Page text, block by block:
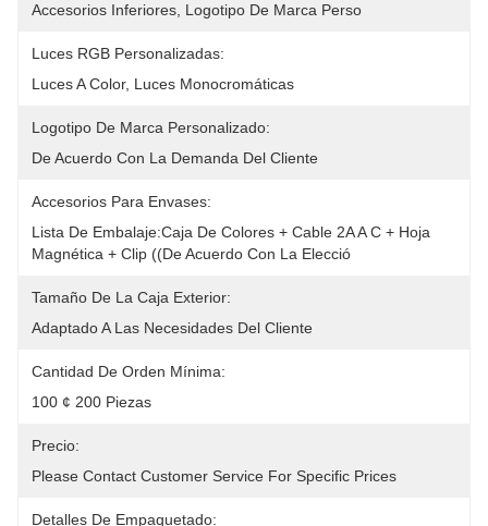
Accesorios Inferiores, Logotipo De Marca Perso
Luces RGB Personalizadas:
Luces A Color, Luces Monocromáticas
Logotipo De Marca Personalizado:
De Acuerdo Con La Demanda Del Cliente
Accesorios Para Envases:
Lista De Embalaje:Caja De Colores + Cable 2A A C + Hoja
Magnética + Clip ((de Acuerdo Con La Elecció
Tamaño De La Caja Exterior:
Adaptado A Las Necesidades Del Cliente
Cantidad De Orden Mínima:
100 ¢ 200 Piezas
Precio:
Please Contact Customer Service For Specific Prices
Detalles De Empaquetado: